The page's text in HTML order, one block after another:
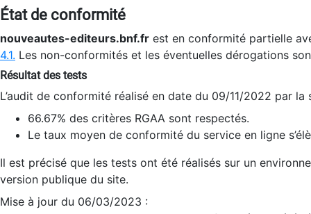
État de conformité
nouveautes-editeurs.bnf.fr est en conformité partielle
4.1. Les non-conformités et les éventuelles dérogations
Résultat des tests
L’audit de conformité réalisé en date du 09/11/2022 par
66.67% des critères RGAA sont respectés.
Le taux moyen de conformité du service en ligne
Il est précisé que les tests ont été réalisés sur un
version publique du site.
Mise à jour du 06/03/2023 :